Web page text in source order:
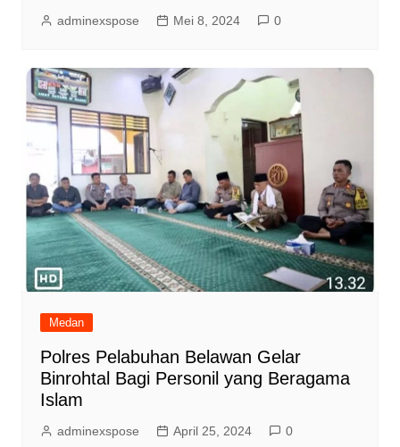
adminexspose Mei 8, 2024 0
Medan
Polres Pelabuhan Belawan Gelar
Binrohtal Bagi Personil yang Beragama
Islam
adminexspose April 25, 2024 0